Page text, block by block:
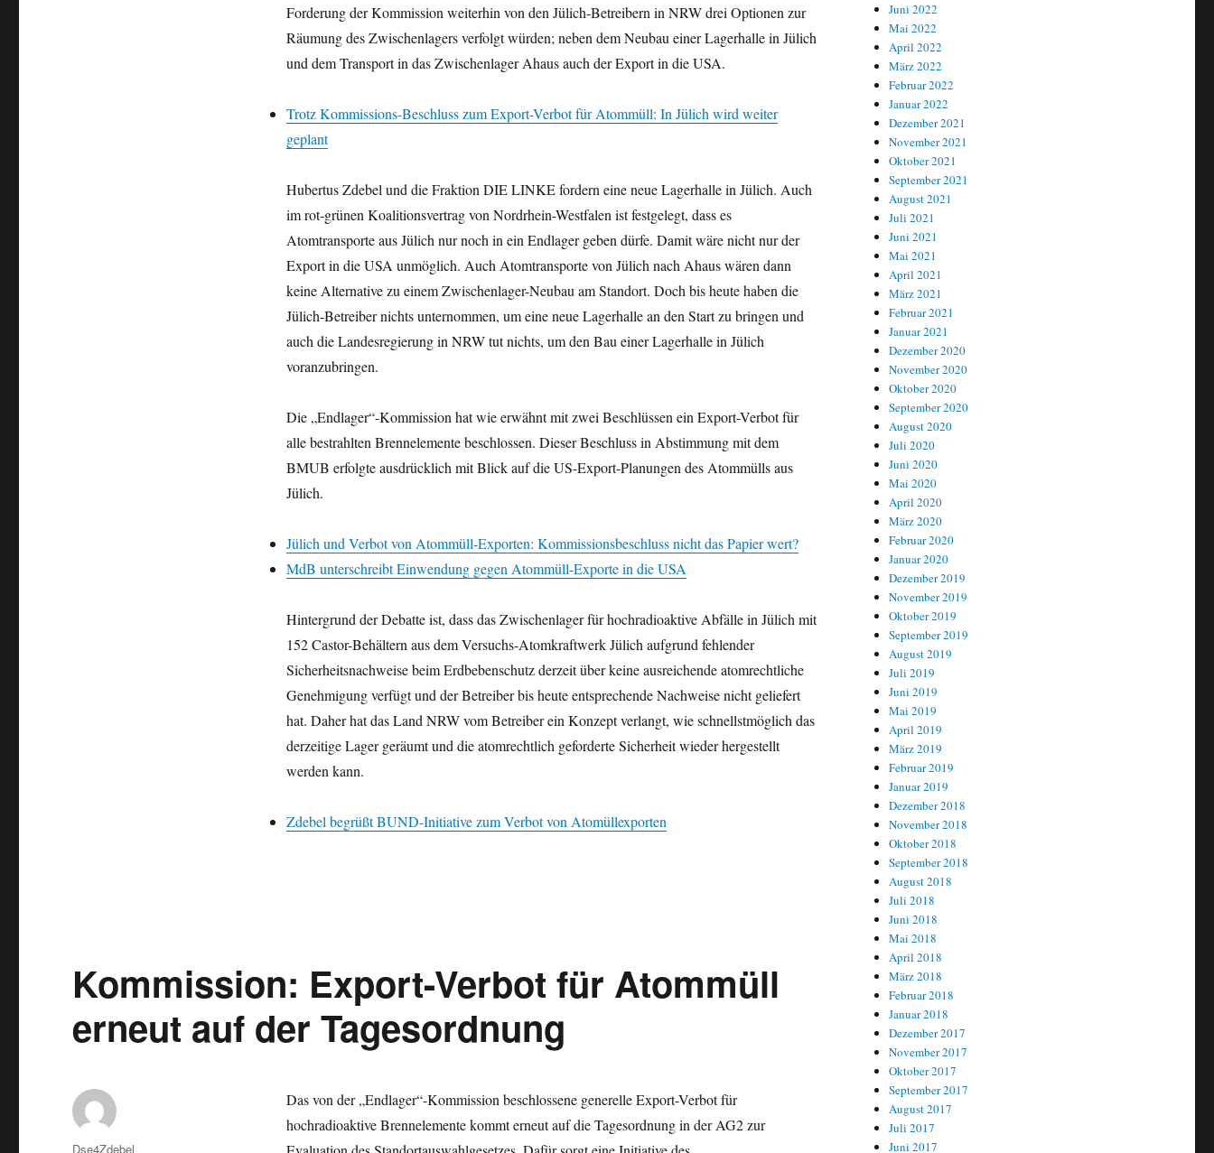
Forderung der Kommission weiterhin von den Jülich-Betreibern in NRW drei Optionen zur
Räumung des Zwischenlagers verfolgt würden; neben dem Neubau einer Lagerhalle in Jülich
und dem Transport in das Zwischenlager Ahaus auch der Export in die USA.
Trotz Kommissions-Beschluss zum Export-Verbot für Atommüll: In Jülich wird weiter
geplant
Hubertus Zdebel und die Fraktion DIE LINKE fordern eine neue Lagerhalle in Jülich. Auch
im rot-grünen Koalitionsvertrag von Nordrhein-Westfalen ist festgelegt, dass es
Atomtransporte aus Jülich nur noch in ein Endlager geben dürfe. Damit wäre nicht nur der
Export in die USA unmöglich. Auch Atomtransporte von Jülich nach Ahaus wären dann
keine Alternative zu einem Zwischenlager-Neubau am Standort. Doch bis heute haben die
Jülich-Betreiber nichts unternommen, um eine neue Lagerhalle an den Start zu bringen und
auch die Landesregierung in NRW tut nichts, um den Bau einer Lagerhalle in Jülich
voranzubringen.
Die „Endlager“-Kommission hat wie erwähnt mit zwei Beschlüssen ein Export-Verbot für
alle bestrahlten Brennelemente beschlossen. Dieser Beschluss in Abstimmung mit dem
BMUB erfolgte ausdrücklich mit Blick auf die US-Export-Planungen des Atommülls aus
Jülich.
Jülich und Verbot von Atommüll-Exporten: Kommissionsbeschluss nicht das Papier wert?
MdB unterschreibt Einwendung gegen Atommüll-Exporte in die USA
Hintergrund der Debatte ist, dass das Zwischenlager für hochradioaktive Abfälle in Jülich mit
152 Castor-Behältern aus dem Versuchs-Atomkraftwerk Jülich aufgrund fehlender
Sicherheitsnachweise beim Erdbebenschutz derzeit über keine ausreichende atomrechtliche
Genehmigung verfügt und der Betreiber bis heute entsprechende Nachweise nicht geliefert
hat. Daher hat das Land NRW vom Betreiber ein Konzept verlangt, wie schnellstmöglich das
derzeitige Lager geräumt und die atomrechtlich geforderte Sicherheit wieder hergestellt
werden kann.
Zdebel begrüßt BUND-Initiative zum Verbot von Atomüllexporten
Kommission: Export-Verbot für Atommüll
erneut auf der Tagesordnung
Das von der „Endlager“-Kommission beschlossene generelle Export-Verbot für
hochradioaktive Brennelemente kommt erneut auf die Tagesordnung in der AG2 zur
Autor
Dse4Zdebel
Juni 2022
Mai 2022
April 2022
März 2022
Februar 2022
Januar 2022
Dezember 2021
November 2021
Oktober 2021
September 2021
August 2021
Juli 2021
Juni 2021
Mai 2021
April 2021
März 2021
Februar 2021
Januar 2021
Dezember 2020
November 2020
Oktober 2020
September 2020
August 2020
Juli 2020
Juni 2020
Mai 2020
April 2020
März 2020
Februar 2020
Januar 2020
Dezember 2019
November 2019
Oktober 2019
September 2019
August 2019
Juli 2019
Juni 2019
Mai 2019
April 2019
März 2019
Februar 2019
Januar 2019
Dezember 2018
November 2018
Oktober 2018
September 2018
August 2018
Juli 2018
Juni 2018
Mai 2018
April 2018
März 2018
Februar 2018
Januar 2018
Dezember 2017
November 2017
Oktober 2017
September 2017
August 2017
Juli 2017
Juni 2017